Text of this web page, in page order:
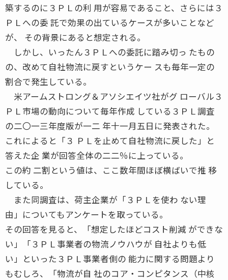
築するのに３ＰＬの利 用が容易であること、さらには３
ＰＬへの委 託で効果の出ているケースが多いことなど
が、 その背景にあると想定される。
しかし、いったん３ＰＬへの委託に踏み切っ たもの
の、改めて自社物流に戻すというケー スも毎年一定の
割合で発生している。
米アームストロング＆アソシエイツ社がグ ローバル３
ＰＬ市場の動向について毎年作成 している３ＰＬ調査
の二〇一三年度版が一二 年十一月五日に発表された。
これによると「３ ＰＬを止めて自社物流に戻した」と
答えた企 業が回答全体の二二％に上っている。
この約 二割という値は、ここ数年間ほぼ横ばいで推 移
している。
また同調査は、荷主企業が「３ＰＬを使わ ない理
由」についてもアンケートを取っている。
その回答を見ると、「想定したほどコスト削減 ができな
い」「３ＰＬ事業者の物流ノウハウが 自社よりも低
い」といった３ＰＬ事業者側の 能力に関する問題より
もむしろ、「物流が自 社のコア・コンピタンス（中核